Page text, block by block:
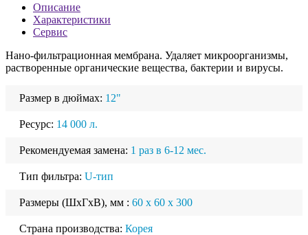
Описание
Характеристики
Сервис
Нано-фильтрационная мембрана. Удаляет микроорганизмы,
растворенные органические вещества, бактерии и вирусы.
Размер в дюймах: 12"
Ресурс: 14 000 л.
Рекомендуемая замена: 1 раз в 6-12 мес.
Тип фильтра: U-тип
Размеры (ШхГхВ), мм : 60 x 60 x 300
Страна производства: Корея